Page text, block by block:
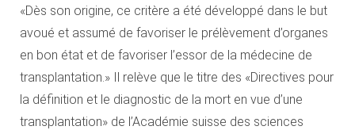
«Dès son origine, ce critère a été développé dans le but
avoué et assumé de favoriser le prélèvement d’organes
en bon état et de favoriser l’essor de la médecine de
transplantation.» Il relève que le titre des «Directives pour
la définition et le diagnostic de la mort en vue d’une
transplantation» de l’Académie suisse des sciences